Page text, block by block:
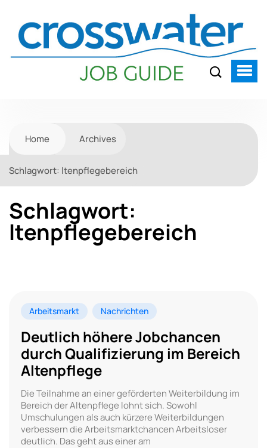
Home Archives
Schlagwort: ltenpflegebereich
Schlagwort:
ltenpflegebereich
Arbeitsmarkt Nachrichten
Deutlich höhere Jobchancen
durch Qualifizierung im Bereich
Altenpflege
Die Teilnahme an einer geförderten Weiterbildung im
Bereich der Altenpflege lohnt sich. Sowohl
Umschulungen als auch kürzere Weiterbildungen
verbessern die Arbeitsmarktchancen Arbeitsloser
deutlich. Das geht aus einer am